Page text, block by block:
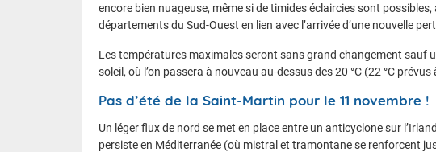
encore bien nuageuse, même si de timides éclaircies sont
départements du Sud-Ouest en lien avec l’arrivée d’une nouvelle
Les températures maximales seront sans grand changement sauf
soleil, où l’on passera à nouveau au-dessus des 20 °C (22 °C
Pas d’été de la Saint-Martin pour le 11 novembre !
Un léger flux de nord se met en place entre un anticyclone sur
persiste en Méditerranée (où mistral et tramontane se renforcent